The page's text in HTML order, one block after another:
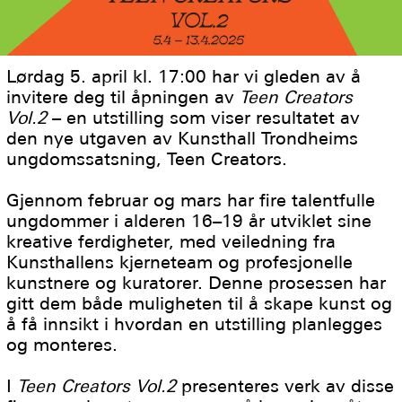
Lørdag 5. april kl. 17:00 har vi gleden av å
invitere deg til åpningen av Teen Creators
Vol.2– en utstilling som viser resultatet av
den nye utgaven av Kunsthall Trondheims
ungdomssatsning, Teen Creators.
Gjennom februar og mars har fire talentfulle
ungdommer i alderen 16–19 år utviklet sine
kreative ferdigheter, med veiledning fra
Kunsthallens kjerneteam og profesjonelle
kunstnere og kuratorer. Denne prosessen har
gitt dem både muligheten til å skape kunst og
å få innsikt i hvordan en utstilling planlegges
og monteres.
I Teen Creators Vol.2presenteres verk av disse